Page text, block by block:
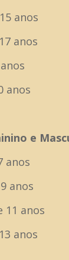
anos
anos
anos
e
anos
anos
11 anos
anos